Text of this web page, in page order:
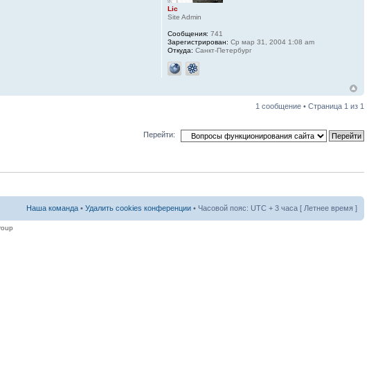
Lic
Site Admin
Сообщения: 741
Зарегистрирован: Ср мар 31, 2004 1:08 am
Откуда: Санкт-Петербург
1 сообщение • Страница 1 из 1
Перейти:
Наша команда • Удалить cookies конференции • Часовой пояс: UTC + 3 часа [ Летнее время ]